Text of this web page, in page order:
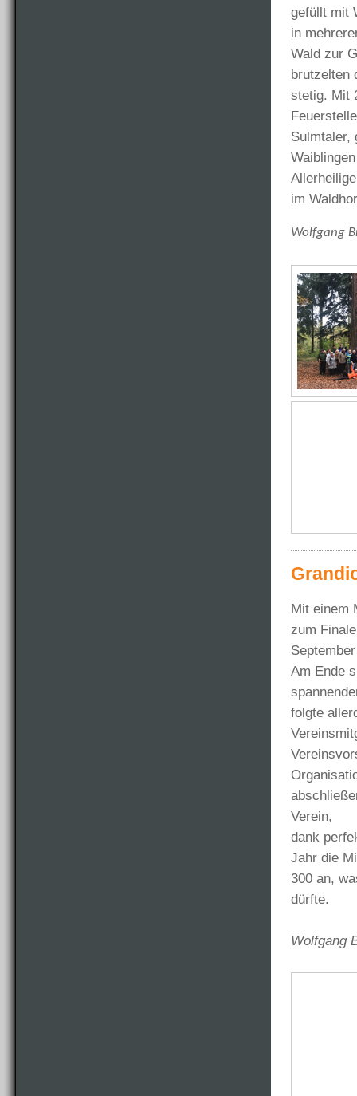
gefüllt mit
in
Wald zur
brutzelten
stetig. Mit
Sulmtaler,
im
Wolfgang
Mit einem
zum
Am Ende
folgte
Verein,
dank
Jahr die
300 an,
dürfte.
Wolfgang